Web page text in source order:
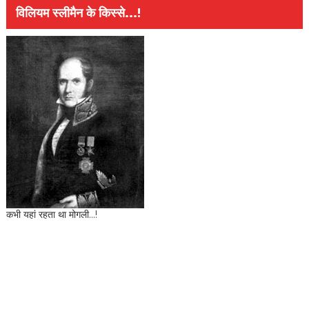
विलियम स्लीमैन के किस्से...!
कभी यहां रहता था मोगली...!